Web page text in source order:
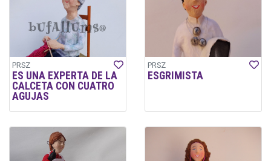
PRSZ
ES UNA EXPERTA DE LA
CALCETA CON CUATRO
AGUJAS
PRSZ
ESGRIMISTA